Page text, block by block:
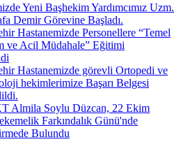
Yeni Başhekim Yardımcımız Uzm.
Demir Görevine Başladı.
Hastanemizde Personellere “Temel
ve Acil Müdahale” Eğitimi
Hastanemizde görevli Ortopedi ve
hekimlerimize Başarı Belgesi
Almila Soylu Düzcan, 22 Ekim
Farkındalık Günü'nde
Bulundu